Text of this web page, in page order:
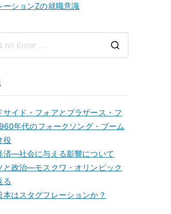
ーションZの就職意識
サイド・フォアとブラザース・フ
年代のフォークソング・ブーム
役
済―社会に与える影響について
と政治―モスクワ・オリンピック
る
本はスタグフレーションか？